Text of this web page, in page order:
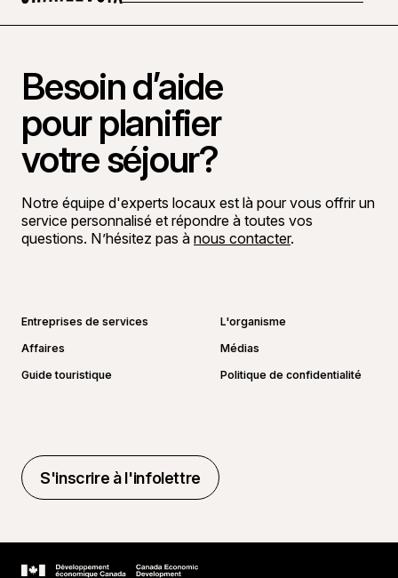
Besoin d’aide
pour planifier
votre séjour?
Notre équipe d'experts locaux est là pour vous offrir un
service personnalisé et répondre à toutes vos
questions. N’hésitez pas à nous contacter.
Entreprises de services
L'organisme
Affaires
Médias
Guide touristique
Politique de confidentialité
S'inscrire à l'infolettre
S'inscrire à l'infolettre